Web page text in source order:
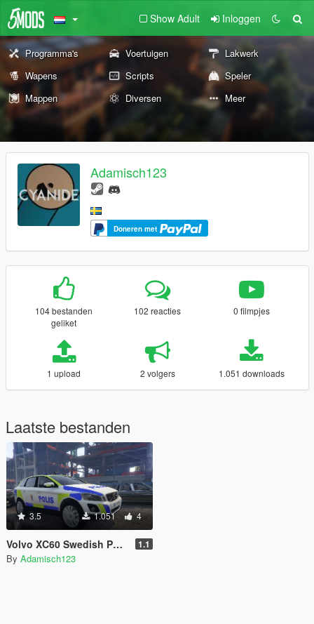
Show Adult Inloggen
Programma's Voertuigen
Lakwerk
Wapens
Scripts
Speler
Mappen
Diversen Meer
Adamisch123
Doneren met
104 bestanden
geliket
102 reacties 0 filmpjes
1 upload 2 volgers 1.051 downloads
Laatste bestanden
3.5 1.051 4
Volvo XC60 Swedish Police Unit 1.1
By Adamisch123